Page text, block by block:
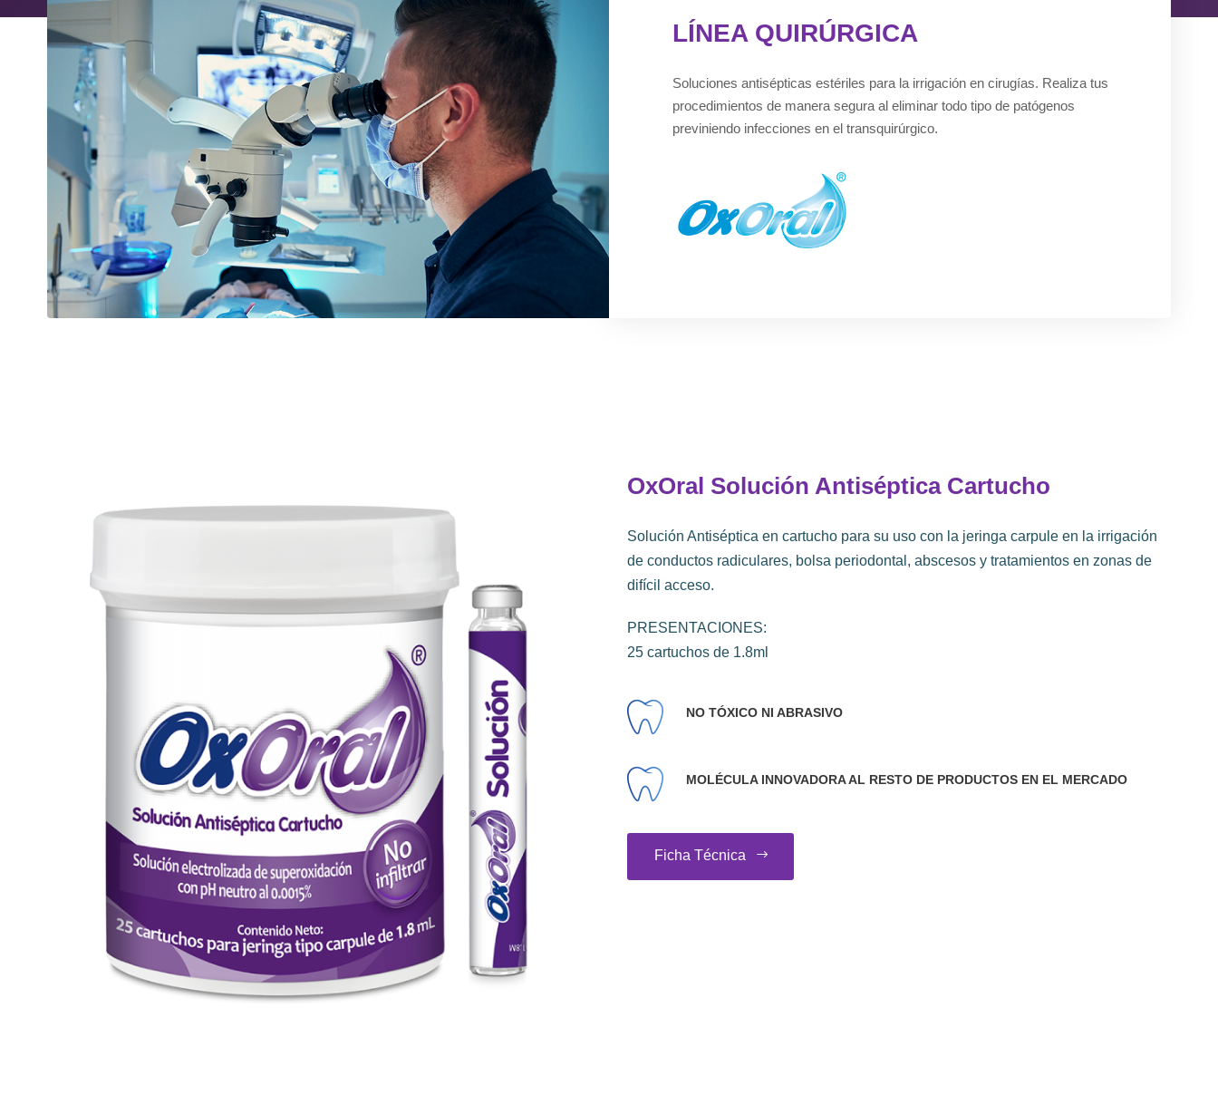
LÍNEA QUIRÚRGICA
Soluciones antisépticas estériles para la irrigación en cirugías. Realiza tus
procedimientos de manera segura al eliminar todo tipo de patógenos
previniendo infecciones en el transquirúrgico.
OxOral Solución Antiséptica Cartucho
Solución Antiséptica en cartucho para su uso con la jeringa carpule en la irrigación
de conductos radiculares, bolsa periodontal, abscesos y tratamientos en zonas de
difícil acceso.
PRESENTACIONES:
25 cartuchos de 1.8ml
NO TÓXICO NI ABRASIVO
MOLÉCULA INNOVADORA AL RESTO DE PRODUCTOS EN EL MERCADO
Ficha Técnica